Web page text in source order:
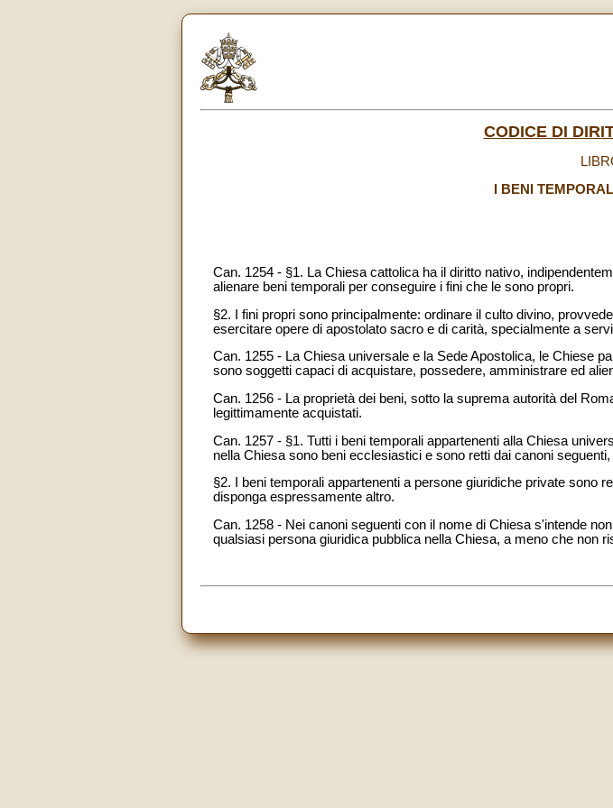
CODICE DI
I BENI
Can. 1254 - §1. La Chiesa cattolica ha il diritto nativo,
alienare beni temporali per conseguire i fini che le sono propri.
§2. I fini propri sono principalmente: ordinare il culto divino,
esercitare opere di apostolato sacro e di carità, specialmente a
Can. 1255 - La Chiesa universale e la Sede Apostolica, le Chiese
sono soggetti capaci di acquistare, possedere, amministrare ed
Can. 1256 - La proprietà dei beni, sotto la suprema autorità del
legittimamente acquistati.
Can. 1257 - §1. Tutti i beni temporali appartenenti alla Chiesa
nella Chiesa sono beni ecclesiastici e sono retti dai canoni
§2. I beni temporali appartenenti a persone giuridiche private sono
disponga espressamente altro.
Can. 1258 - Nei canoni seguenti con il nome di Chiesa s'intende
qualsiasi persona giuridica pubblica nella Chiesa, a meno che non